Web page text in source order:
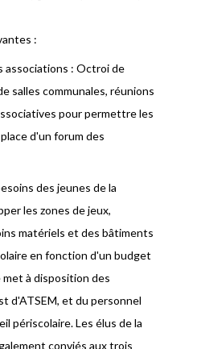
:
associations : Octroi de
salles communales, réunions
pour permettre les
d'un forum des
des jeunes de la
les zones de jeux,
matériels et des bâtiments
en fonction d'un budget
met à disposition des
d'ATSEM, et du personnel
périscolaire. Les élus de la
conviés aux trois